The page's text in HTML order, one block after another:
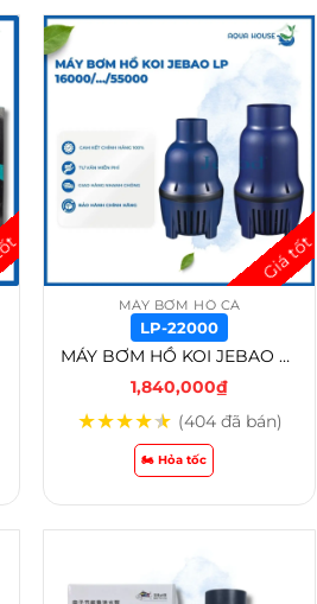
MÁY BƠM HỒ CÁ
LP-22000
MÁY BƠM HỒ KOI JEBAO LP 16000 – LP 55000 – LP-22000
1,840,000₫
★★★★★ (404 đã bán)
🏍️ Hỏa tốc